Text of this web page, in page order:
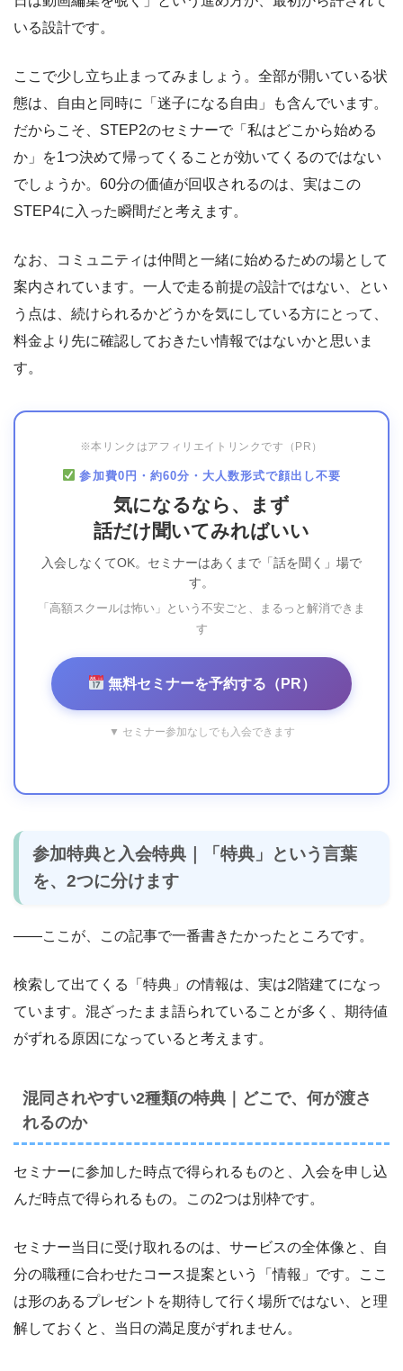
いる設計です。
ここで少し立ち止まってみましょう。全部が開いている状
態は、自由と同時に「迷子になる自由」も含んでいます。
だからこそ、STEP2のセミナーで「私はどこから始める
か」を1つ決めて帰ってくることが効いてくるのではない
でしょうか。60分の価値が回収されるのは、実はこの
STEP4に入った瞬間だと考えます。
なお、コミュニティは仲間と一緒に始めるための場として
案内されています。一人で走る前提の設計ではない、とい
う点は、続けられるかどうかを気にしている方にとって、
料金より先に確認しておきたい情報ではないかと思いま
す。
※本リンクはアフィリエイトリンクです（PR）
参加費0円・約60分・大人数形式で顔出し不要
気になるなら、まず
話だけ聞いてみればいい
入会しなくてOK。セミナーはあくまで「話を聞く」場で
す。
「高額スクールは怖い」という不安ごと、まるっと解消できま
す
無料セミナーを予約する（PR）
▼ セミナー参加なしでも入会できます
参加特典と入会特典｜「特典」という言葉
を、2つに分けます
――ここが、この記事で一番書きたかったところです。
検索して出てくる「特典」の情報は、実は2階建てになっ
ています。混ざったまま語られていることが多く、期待値
がずれる原因になっていると考えます。
混同されやすい2種類の特典｜どこで、何が渡さ
れるのか
セミナーに参加した時点で得られるものと、入会を申し込
んだ時点で得られるもの。この2つは別枠です。
セミナー当日に受け取れるのは、サービスの全体像と、自
分の職種に合わせたコース提案という「情報」です。ここ
は形のあるプレゼントを期待して行く場所ではない、と理
解しておくと、当日の満足度がずれません。